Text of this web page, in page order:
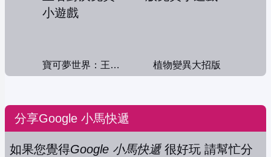
寶可夢世界：王者對決 植物變異大招版
分享Google 小馬快遞
如果您覺得Google 小馬快遞很好玩 請幫忙分